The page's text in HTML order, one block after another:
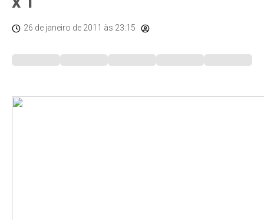
26 de janeiro de 2011 às 23:15